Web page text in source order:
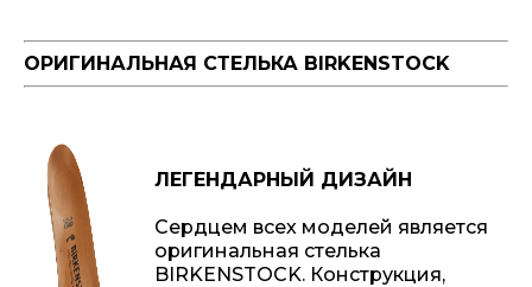
ОРИГИНАЛЬНАЯ СТЕЛЬКА BIRKENSTOCK
ЛЕГЕНДАРНЫЙ ДИЗАЙН
Сердцем всех моделей является
оригинальная стелька
BIRKENSTOCK. Конструкция,